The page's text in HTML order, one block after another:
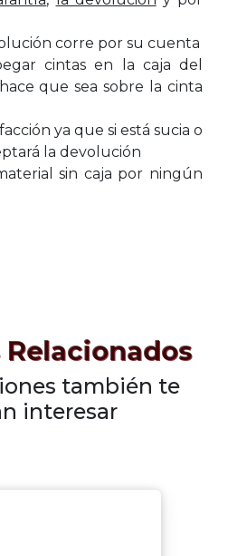
corre por su cuenta
cintas en la caja del
que sea sobre la cinta
ya que si está sucia o
la devolución
sin caja por ningún
también te
interesar